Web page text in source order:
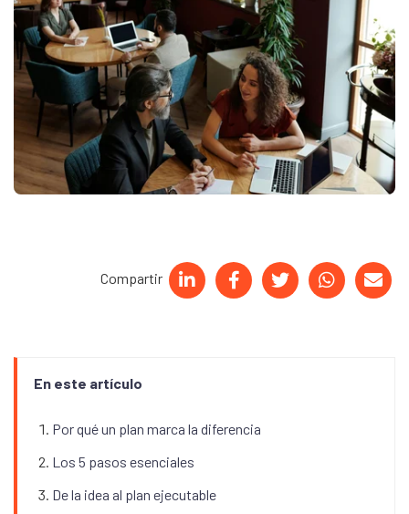
Compartir
En este artículo
Por qué un plan marca la diferencia
Los 5 pasos esenciales
De la idea al plan ejecutable